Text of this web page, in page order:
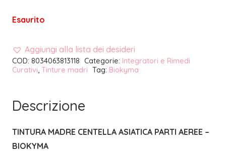
Esaurito
Aggiungi alla lista dei desideri
COD: 8034063813118 Categorie: Integratori e Rimedi
Curativi Tinture madri Tag: Biokyma
Descrizione
TINTURA MADRE CENTELLA ASIATICA PARTI AEREE –
BIOKYMA